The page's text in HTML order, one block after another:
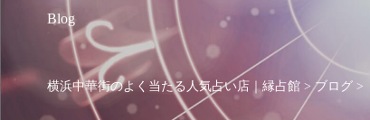
Blog
横浜中華街のよく当たる人気占い店｜縁占館 >ブログ >